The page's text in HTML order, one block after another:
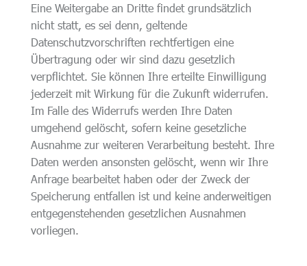
Eine Weitergabe an Dritte findet grundsätzlich
nicht statt, es sei denn, geltende
Datenschutzvorschriften rechtfertigen eine
Übertragung oder wir sind dazu gesetzlich
verpflichtet. Sie können Ihre erteilte Einwilligung
jederzeit mit Wirkung für die Zukunft widerrufen.
Im Falle des Widerrufs werden Ihre Daten
umgehend gelöscht, sofern keine gesetzliche
Ausnahme zur weiteren Verarbeitung besteht. Ihre
Daten werden ansonsten gelöscht, wenn wir Ihre
Anfrage bearbeitet haben oder der Zweck der
Speicherung entfallen ist und keine anderweitigen
entgegenstehenden gesetzlichen Ausnahmen
vorliegen.